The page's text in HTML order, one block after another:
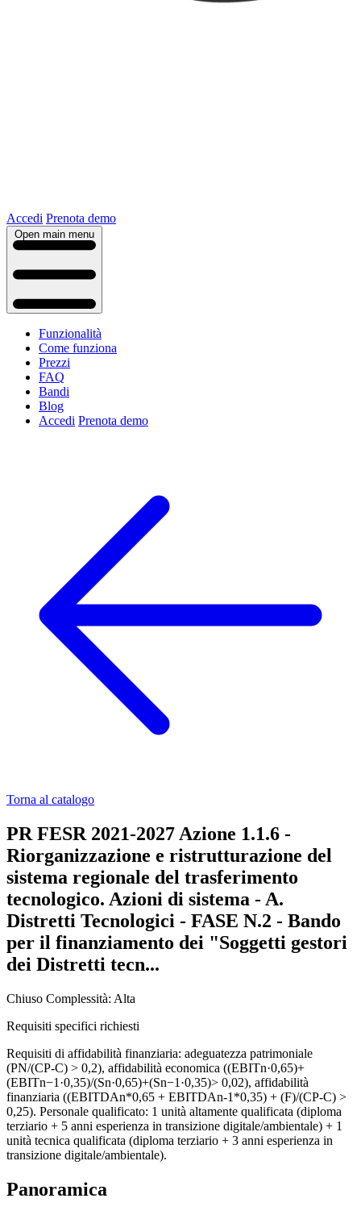
Accedi Prenota demo
Open main menu
Funzionalità
Come funziona
Prezzi
FAQ
Bandi
Blog
Accedi Prenota demo
Torna al catalogo
PR FESR 2021-2027 Azione 1.1.6 -
Riorganizzazione e ristrutturazione del
sistema regionale del trasferimento
tecnologico. Azioni di sistema - A.
Distretti Tecnologici - FASE N.2 - Bando
per il finanziamento dei "Soggetti gestori
dei Distretti tecn...
Chiuso Complessità: Alta
Requisiti specifici richiesti
Requisiti di affidabilità finanziaria: adeguatezza patrimoniale
(PN/(CP-C) > 0,2), affidabilità economica ((EBITn·0,65)+
(EBITn−1·0,35)/(Sn·0,65)+(Sn−1·0,35)> 0,02), affidabilità
finanziaria ((EBITDAn*0,65 + EBITDAn-1*0,35) + (F)/(CP-C) >
0,25). Personale qualificato: 1 unità altamente qualificata (diploma
terziario + 5 anni esperienza in transizione digitale/ambientale) + 1
unità tecnica qualificata (diploma terziario + 3 anni esperienza in
transizione digitale/ambientale).
Panoramica